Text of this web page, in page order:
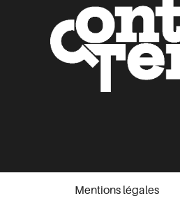
Mentions légales